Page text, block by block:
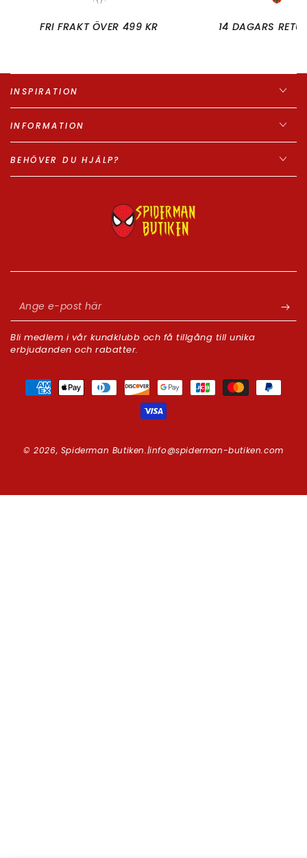
FRI FRAKT ÖVER 499 KR 14 DAGARS
INSPIRATION
INFORMATION
BEHÖVER DU HJÄLP?
Ange
e-
post
Bli medlem i vår kundklubb och få tillgång till unika
erbjudanden och rabatter.
© 2026, Spiderman Butiken.|info@spiderman-butiken.com
Betalningsmetoder